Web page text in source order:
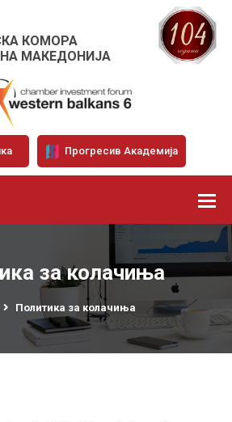
КОМОРА
МАКЕДОНИЈА
Прогресив Академија
за колачиња
Политика за колачиња